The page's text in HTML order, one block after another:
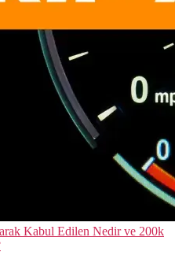
Kabul Edilen Nedir ve 200k